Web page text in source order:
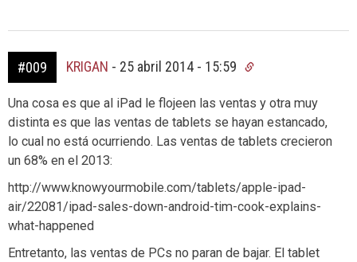
#009 KRIGAN - 25 abril 2014 - 15:59
Una cosa es que al iPad le flojeen las ventas y otra muy
distinta es que las ventas de tablets se hayan estancado,
lo cual no está ocurriendo. Las ventas de tablets crecieron
un 68% en el 2013:
http://www.knowyourmobile.com/tablets/apple-ipad-
air/22081/ipad-sales-down-android-tim-cook-explains-
what-happened
Entretanto, las ventas de PCs no paran de bajar. El tablet